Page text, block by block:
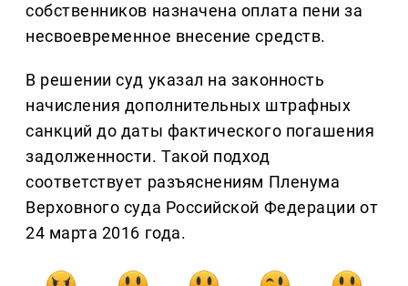
собственников назначена оплата пени за
несвоевременное внесение средств.
В решении суд указал на законность
начисления дополнительных штрафных
санкций до даты фактического погашения
задолженности. Такой подход
соответствует разъяснениям Пленума
Верховного суда Российской Федерации от
24 марта 2016 года.